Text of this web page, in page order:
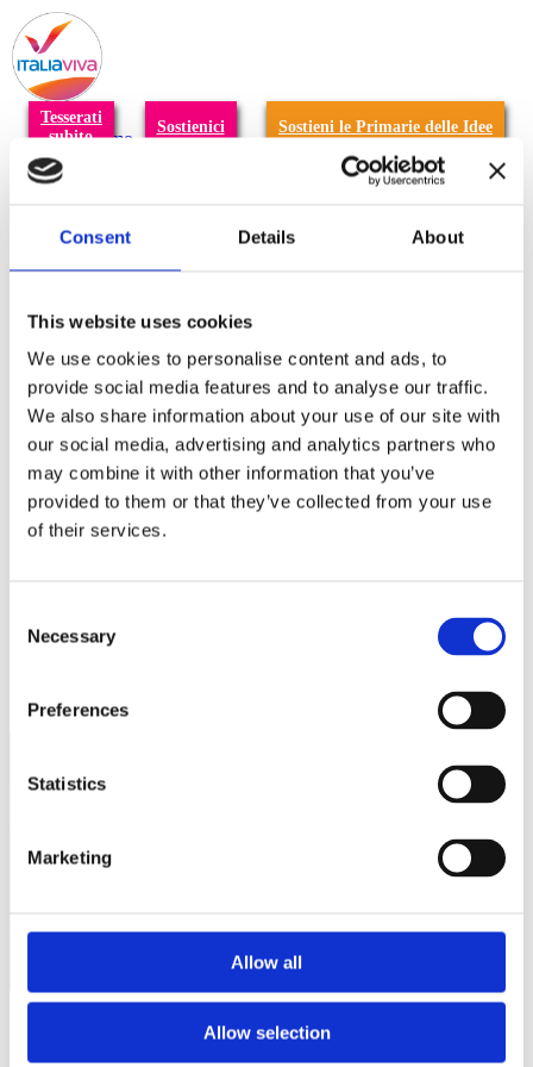
Consent Details About
This website uses cookies
We use cookies to personalise content and ads, to
provide social media features and to analyse our traffic.
We also share information about your use of our site with
our social media, advertising and analytics partners who
may combine it with other information that you’ve
provided to them or that they’ve collected from your use
of their services.
Selection
Necessary
Preferences
Statistics
Marketing
Allow all
Allow selection
Tesserati
subito
Sostienici Sostieni le Primarie delle Idee
Chi siamo
Congresso 2023
Partecipa
Petizioni
2x1000 – C46
Scuola di formazione Meritare l’Europa
Materiali e grafiche
Registrazione Leopolda 14 - 2026
Radio Leopolda
News
Interviste
Interventi
News dal territorio
Enews
Italia Viva Napoli - Afragola
Nessun event per ora.